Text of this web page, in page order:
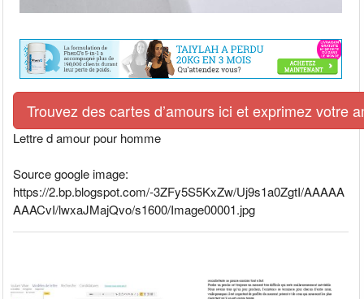
Trouvez des cartes d’amours ici et exprimez votre
Lettre d amour pour homme
Source google image:
https://2.bp.blogspot.com/-3ZFy5S5KxZw/Uj9s1a0ZgtI/AAAAA
AAACvI/lwxaJMajQvo/s1600/Image00001.jpg